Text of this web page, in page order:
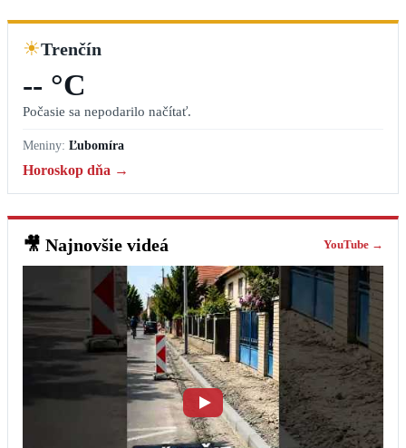
☀Trenčín
-- °C
Počasie sa nepodarilo načítať.
Meniny: Ľubomíra
Horoskop dňa →
🎥 Najnovšie videá YouTube →